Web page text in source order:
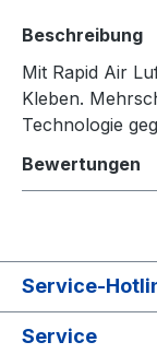
Beschreibung
Mit Rapid Air
Kleben.
Technologie
Bewertungen
Service-
Service